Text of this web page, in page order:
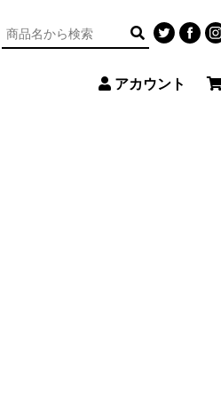
アカウント